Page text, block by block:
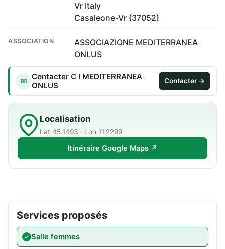
Vr Italy
Casaleone-Vr (37052)
ASSOCIATION
ASSOCIAZIONE MEDITERRANEA
ONLUS
✉ Contacter C I MEDITERRANEA
ONLUS
Contacter →
Localisation
Lat 45.1493 · Lon 11.2299
Itinéraire Google Maps ↗
Services proposés
Salle femmes